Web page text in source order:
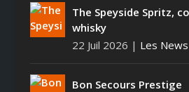
The Speyside Spritz,
whisky
22 Juil 2026 | Les News
Bon Secours Prestige